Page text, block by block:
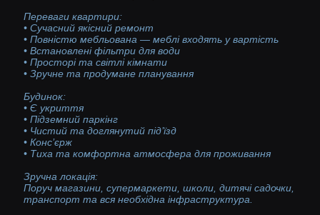
Переваги квартири:
• Сучасний якісний ремонт
• Повністю мебльована — меблі входять у вартість
• Встановлені фільтри для води
• Просторі та світлі кімнати
• Зручне та продумане планування
Будинок:
• Є укриття
• Підземний паркінг
• Чистий та доглянутий під’їзд
• Конс’єрж
• Тиха та комфортна атмосфера для проживання
Зручна локація:
Поруч магазини, супермаркети, школи, дитячі садочки,
транспорт та вся необхідна інфраструктура.